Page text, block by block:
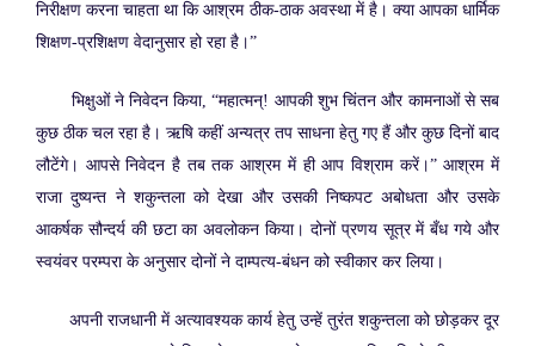
निरीक्षण करना चाहता था कि आश्रम ठीक-ठाक अवस्था में है। क्या आपका धार्मिक
शिक्षण-प्रशिक्षण वेदानुसार हो रहा है।”
भिक्षुओं ने निवेदन किया, “महात्मन्! आपकी शुभ चिंतन और कामनाओं से सब
कुछ ठीक चल रहा है। ऋषि कहीं अन्यत्र तप साधना हेतु गए हैं और कुछ दिनों बाद
लौटेंगे। आपसे निवेदन है तब तक आश्रम में ही आप विश्राम करें।” आश्रम में
राजा दुष्यन्त ने शकुन्तला को देखा और उसकी निष्कपट अबोधता और उसके
आकर्षक सौन्दर्य की छटा का अवलोकन किया। दोनों प्रणय सूत्र में बँध गये और
स्वयंवर परम्परा के अनुसार दोनों ने दाम्पत्य-बंधन को स्वीकार कर लिया।
अपनी राजधानी में अत्यावश्यक कार्य हेतु उन्हें तुरंत शकुन्तला को छोड़कर दूर